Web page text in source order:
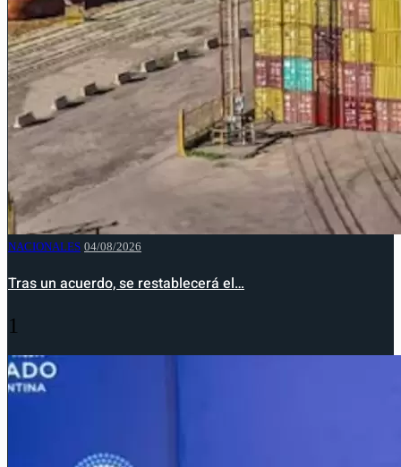
NACIONALES 04/08/2026
Tras un acuerdo, se restablecerá el…
1